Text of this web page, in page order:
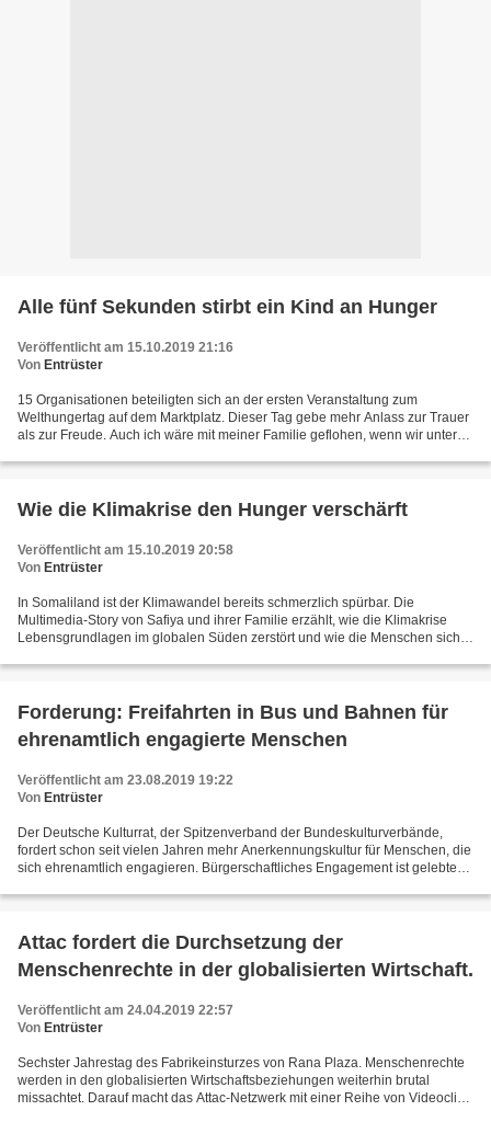
Alle fünf Sekunden stirbt ein Kind an Hunger
Veröffentlicht am 15.10.2019 21:16
Von Entrüster
15 Organisationen beteiligten sich an der ersten Veranstaltung zum
Welthungertag auf dem Marktplatz. Dieser Tag gebe mehr Anlass zur Trauer
als zur Freude. Auch ich wäre mit meiner Familie geflohen, wenn wir unter
Wie die Klimakrise den Hunger verschärft
Veröffentlicht am 15.10.2019 20:58
Von Entrüster
In Somaliland ist der Klimawandel bereits schmerzlich spürbar. Die
Multimedia-Story von Safiya und ihrer Familie erzählt, wie die Klimakrise
Lebensgrundlagen im globalen Süden zerstört und wie die Menschen sich
Forderung: Freifahrten in Bus und Bahnen für
ehrenamtlich engagierte Menschen
Veröffentlicht am 23.08.2019 19:22
Von Entrüster
Der Deutsche Kulturrat, der Spitzenverband der Bundeskulturverbände,
fordert schon seit vielen Jahren mehr Anerkennungskultur für Menschen, die
sich ehrenamtlich engagieren. Bürgerschaftliches Engagement ist gelebte
Attac fordert die Durchsetzung der
Menschenrechte in der globalisierten Wirtschaft.
Veröffentlicht am 24.04.2019 22:57
Von Entrüster
Sechster Jahrestag des Fabrikeinsturzes von Rana Plaza. Menschenrechte
werden in den globalisierten Wirtschaftsbeziehungen weiterhin brutal
missachtet. Darauf macht das Attac-Netzwerk mit einer Reihe von Videoclips